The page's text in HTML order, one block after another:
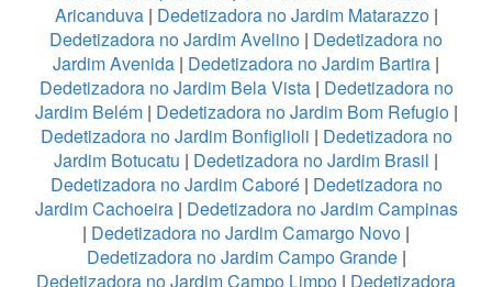
Aricanduva| Dedetizadora no Jardim Matarazzo|
Dedetizadora no Jardim Avelino | Dedetizadora no
Jardim Avenida | Dedetizadora no Jardim Bartira |
Dedetizadora no Jardim Bela Vista| Dedetizadora no
Jardim Belém| Dedetizadora no Jardim Bom Refugio|
Dedetizadora no Jardim Bonfiglioli | Dedetizadora no
Jardim Botucatu | Dedetizadora no Jardim Brasil |
Dedetizadora no Jardim Caboré| Dedetizadora no
Jardim Cachoeira| Dedetizadora no Jardim Campinas
| Dedetizadora no Jardim Camargo Novo |
Dedetizadora no Jardim Campo Grande|
Dedetizadora no Jardim Campo Limpo | Dedetizadora